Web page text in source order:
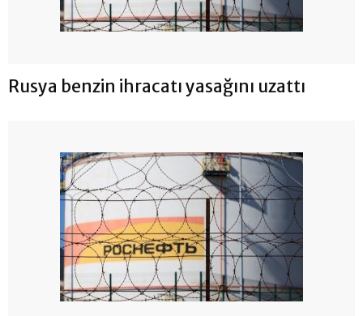
Rusya benzin ihracatı yasağını uzattı